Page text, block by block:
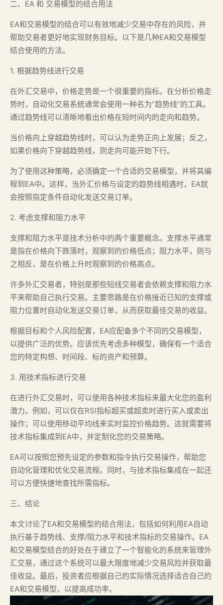
二、EA 和 交易模型的结合用法
EA和交易模型的结合可以有效地减少交易中存在的风险，并
帮助交易者更好地实现财务目标。以下是几种EA和交易模型
结合使用的方法。
1. 根据趋势线进行交易
在外汇交易中，价格走势是一个很重要的指标。在分析价格走
势时，自动化交易系统通常会使用一种名为“趋势线”的工具。
通过趋势线可以清晰地看出价格在短时间内的走向和趋势。
当价格向上穿越趋势线时，可以认为走势正向上发展；反之，
如果价格向下穿越趋势线，则走向可能开始下行。
为了使用这种策略，必须确定一个合适的交易模型，并将其编
程到EA中。这样，当外汇价格与设定的趋势线相遇时，EA就
会按照指定条件自动化发送交易订单。
2. 考虑支撑和阻力水平
支撑和阻力水平是技术分析中的两个重要概念。支撑水平通常
是指在价格向下跌落时，观察到的价格低点；阻力水平，则与
之相反，是在价格上升时观察到的价格高点。
许多外汇交易者，特别是那些短线交易者会依赖支撑和阻力水
平来帮助自己执行交易。主要思路是在价格接近已知的支撑或
阻力位置时自动化发送交易订单，从而获取最佳交易的收益。
根据目标和个人风险配置，EA应配备多个不同的交易模型，
以提供广泛的优势。应该优先考虑多种模型，确保有一个适合
您的特定构想、时间段、标的资产和预算。
3. 用技术指标进行交易
在进行外汇交易时，可以使用各种技术指标来最大化您的盈利
潜力。例如，可以仅在RSI指标超买或超卖时进行买入或卖出
操作；可以使用移动平均线来实时监控价格趋势。这就需要将
技术指标集成到EA中，并定制化您的交易策略。
EA可以按照您预先设定的参数和指令执行交易操作，帮助您
自动化管理和优化交易流程。同时，与技术指标集成在一起还
可以方便快捷地查找所需指标。
三、结论
本文讨论了EA和交易模型的结合用法，包括如何利用EA自动
执行基于趋势线、支撑/阻力水平和技术指标的交易操作。EA
和交易模型结合的好处在于建立了一个智能化的系统来管理外
汇交易，通过这个系统可以最大限度地减少交易风险并获取最
佳收益。最后，投资者应根据自己的实际情况选择适合自己的
EA和交易模型，以提高成功率。